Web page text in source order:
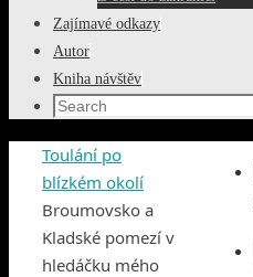
Zajímavé odkazy
Autor
Kniha návštěv
Search
Home
Toulání po
blízkém okolí
Broumovsko a
Kladské pomezí v
hledáčku mého